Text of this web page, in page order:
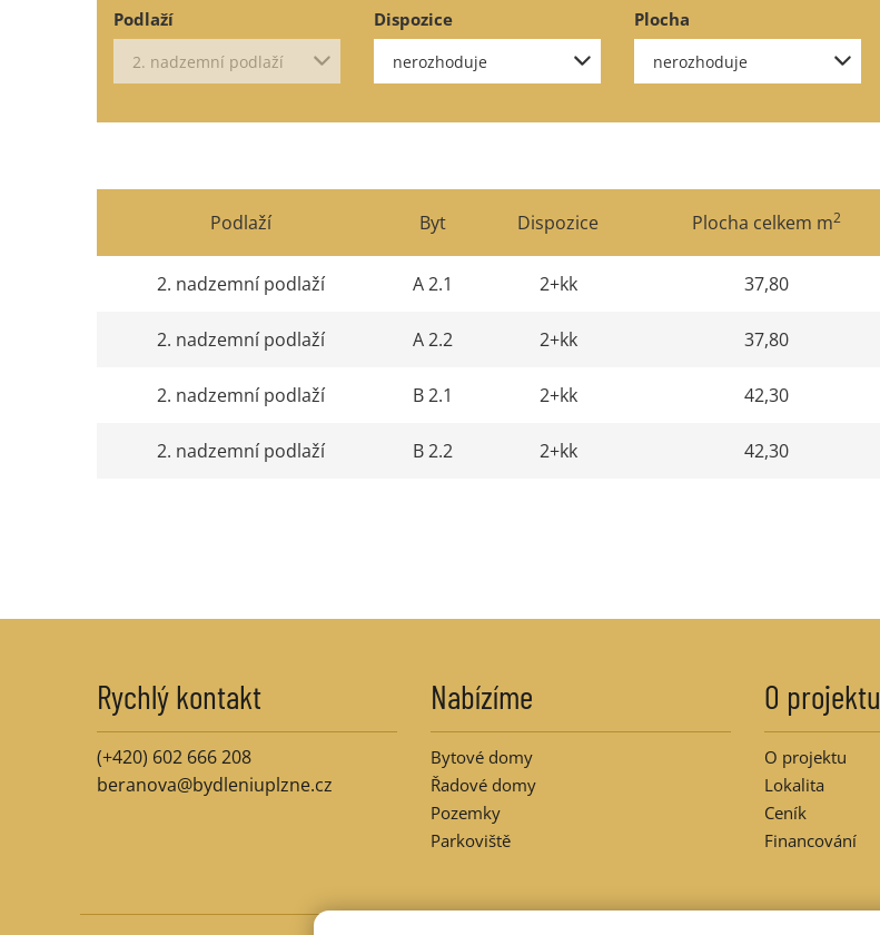
Podlaží Dispozice Plocha
Podlaží Byt Dispozice Plocha celkem m2
2. nadzemní podlaží A 2.1 2+kk 37,80
2. nadzemní podlaží A 2.2 2+kk 37,80
2. nadzemní podlaží B 2.1 2+kk 42,30
2. nadzemní podlaží B 2.2 2+kk 42,30
Rychlý kontakt
(+420) 602 666 208
beranova@bydleniuplzne.cz
Nabízíme
Bytové domy
Řadové domy
Pozemky
Parkoviště
O projektu
O projektu
Lokalita
Ceník
Financování